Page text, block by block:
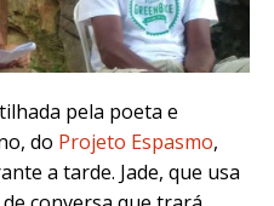
pela poeta e
do Projeto Espasmo,
a tarde. Jade, que usa